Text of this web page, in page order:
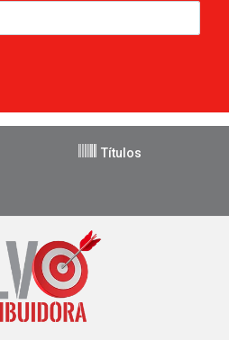
Títulos